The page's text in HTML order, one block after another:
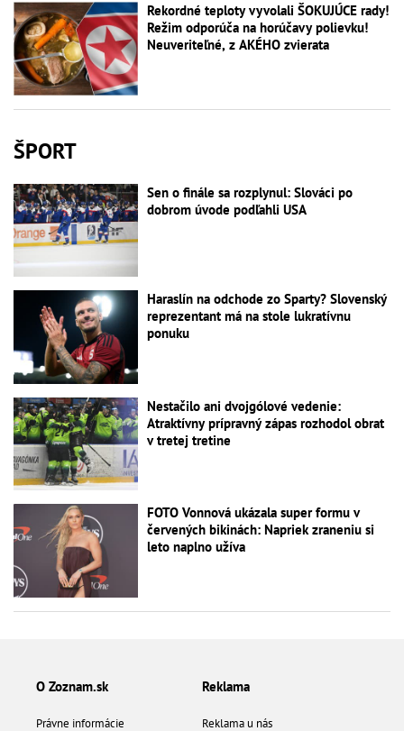
Rekordné teploty vyvolali ŠOKUJÚCE rady!
Režim odporúča na horúčavy polievku!
Neuveriteľné, z AKÉHO zvierata
ŠPORT
Sen o finále sa rozplynul: Slováci po
dobrom úvode podľahli USA
Haraslín na odchode zo Sparty? Slovenský
reprezentant má na stole lukratívnu
ponuku
Nestačilo ani dvojgólové vedenie:
Atraktívny prípravný zápas rozhodol obrat
v tretej tretine
FOTO Vonnová ukázala super formu v
červených bikinách: Napriek zraneniu si
leto naplno užíva
O Zoznam.sk
Právne informácie
Reklama
Reklama u nás